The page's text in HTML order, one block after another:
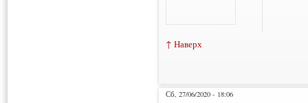
↑ Наверх
Сб, 27/06/2020 - 18:06